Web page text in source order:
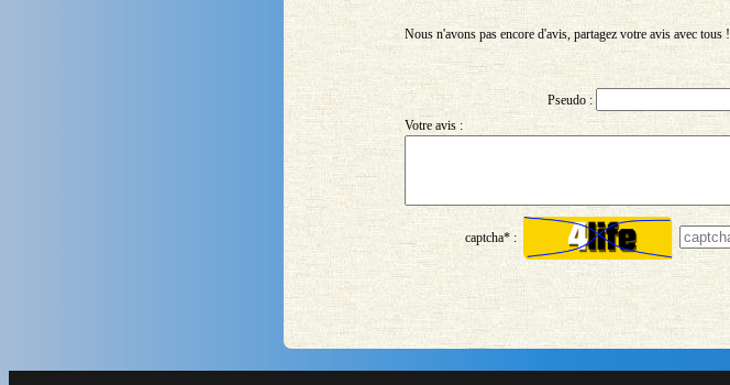
Nous n'avons pas encore d'avis, partagez votre avis avec tous !
Pseudo :
Votre avis :
captcha* :